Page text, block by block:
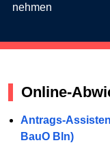
nehmen
Online-
Antrags-
BauO Bln)